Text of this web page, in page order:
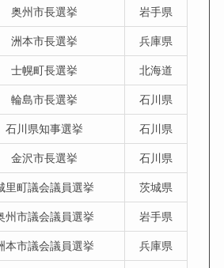
奥州市長選挙 岩手県
洲本市長選挙 兵庫県
士幌町長選挙 北海道
輪島市長選挙 石川県
石川県知事選挙 石川県
金沢市長選挙 石川県
里町議会議員選挙 茨城県
州市議会議員選挙 岩手県
本市議会議員選挙 兵庫県